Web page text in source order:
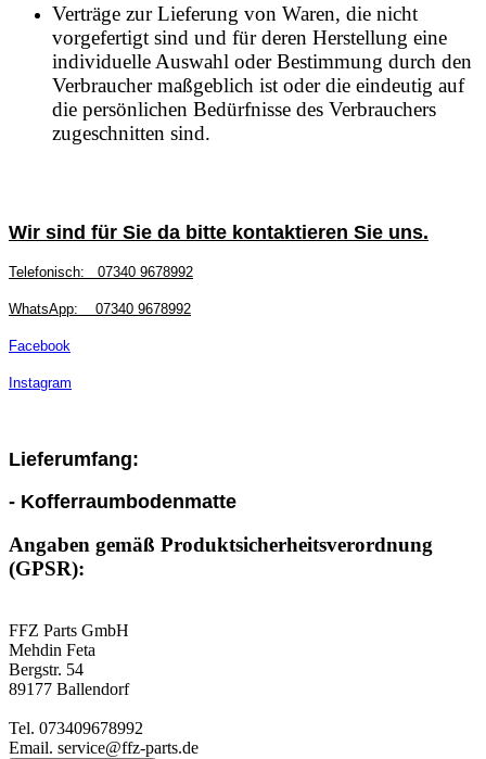
Verträge zur Lieferung von Waren, die nicht
vorgefertigt sind und für deren Herstellung eine
individuelle Auswahl oder Bestimmung durch den
Verbraucher maßgeblich ist oder die eindeutig auf
die persönlichen Bedürfnisse des Verbrauchers
zugeschnitten sind.
Wir sind für Sie da bitte kontaktieren Sie uns.
Telefonisch: 07340 9678992
WhatsApp: 07340 9678992
Facebook
Instagram
Lieferumfang:
- Kofferraumbodenmatte
Angaben gemäß Produktsicherheitsverordnung
(GPSR):
FFZ Parts GmbH
Mehdin Feta
Bergstr. 54
89177 Ballendorf
Tel. 073409678992
Email. service@ffz-parts.de